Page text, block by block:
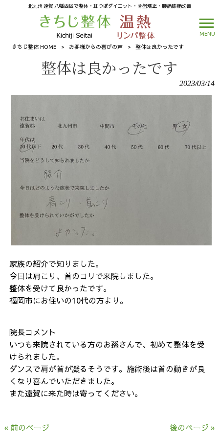
北九州 遠賀 八幡西区で整体・耳つぼダイエット・骨盤矯正・腰痛膝痛改善
MENU
きちじ整体 HOME > お客様からの喜びの声 > 整体は良かったです
整体は良かったです
2023/03/14
家族の紹介で知りました。
今日は肩こり、首のコリで来院しました。
整体を受けて良かったです。
福岡市にお住いの10代の方より。
院長コメント
いつも来院されている方のお孫さんで、初めて整体を受
けられました。
ダンスで肩が首が凝るそうです。施術後は首の動きが良
くなり喜んでいただきました。
また遠賀に来た時は寄ってください。
« 前のページ 後のページ »